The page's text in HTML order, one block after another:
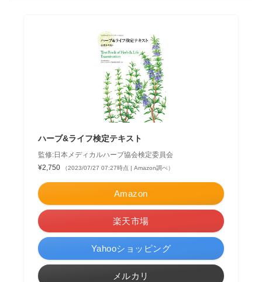
ハーブ&ライフ検定テキスト
監修:日本メディカルハーブ協会検定委員会
¥2,750
（2023/07/27 07:27時点 | Amazon調べ）
Amazon
楽天市場
Yahooショッピング
メルカリ